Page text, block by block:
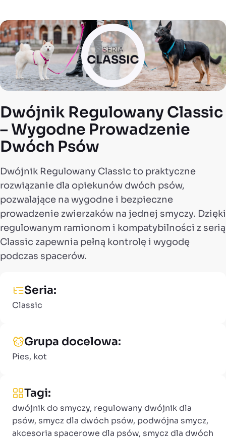
Dwójnik Regulowany Classic
– Wygodne Prowadzenie
Dwóch Psów
Dwójnik Regulowany Classic to praktyczne
rozwiązanie dla opiekunów dwóch psów,
pozwalające na wygodne i bezpieczne
prowadzenie zwierzaków na jednej smyczy. Dzięki
regulowanym ramionom i kompatybilności z serią
Classic zapewnia pełną kontrolę i wygodę
podczas spacerów.
Seria:
Classic
Grupa docelowa:
Pies, kot
Tagi:
dwójnik do smyczy, regulowany dwójnik dla
psów, smycz dla dwóch psów, podwójna smycz,
akcesoria spacerowe dla psów, smycz dla dwóch